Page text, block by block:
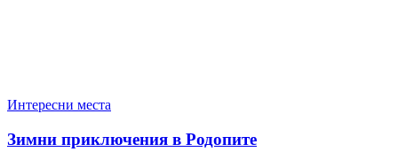
Интересни места
Зимни приключения в Родопите